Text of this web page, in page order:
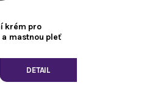
krém pro
mastnou pleť
DETAIL